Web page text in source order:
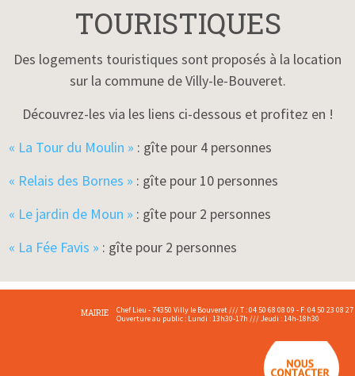
TOURISTIQUES
Des logements touristiques sont proposés à la location
sur la commune de Villy-le-Bouveret.
Découvrez-les via les liens ci-dessous et profitez en !
« La Tour du Moulin » : gîte pour 4 personnes
« Relais des Bornes » : gîte pour 10 personnes
« Le jardin de Moun » : gîte pour 2 personnes
« La Fée Favis » : gîte pour 2 personnes
MAIRIE
Chef Lieu - 74350 Villy le Bouveret /// T : 04 50 68 08 09 - F: 04 50 23 08 27
Ouverture au public : Lundi : 13h30-17h /// Jeudi : 14h-18h30